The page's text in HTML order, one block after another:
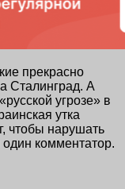
прекрасно
Сталинград. А
угрозе» в
утка
чтобы нарушать
комментатор.